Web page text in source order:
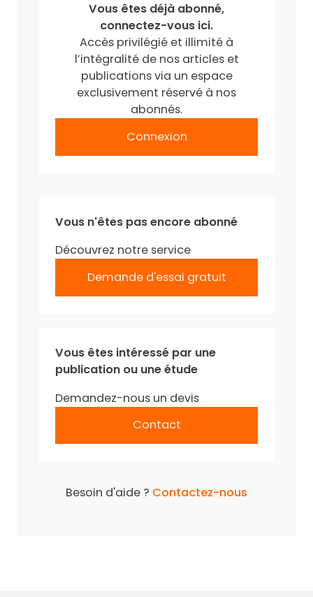
Vous êtes déjà abonné,
connectez-vous ici.
Accès privilégié et illimité à
l’intégralité de nos articles et
publications via un espace
exclusivement réservé à nos
abonnés.
Connexion
Vous n'êtes pas encore abonné
Découvrez notre service
Demande d'essai gratuit
Vous êtes intéressé par une
publication ou une étude
Demandez-nous un devis
Contact
Besoin d'aide ? Contactez-nous